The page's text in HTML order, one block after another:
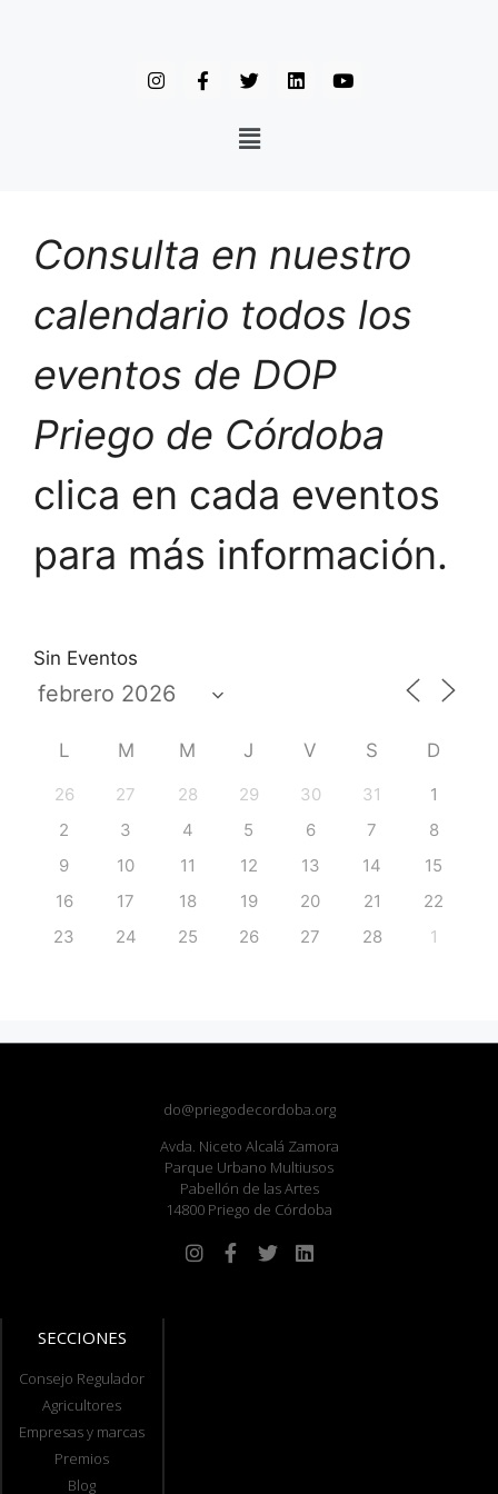
Consulta en nuestro
calendario todos los
eventos de DOP
Priego de Córdoba
clica en cada eventos
para más información.
Sin Eventos
L M M J V S D
26 27 28 29 30 31
1
2
3 4 5 6 7
8
9
10 11 12 13 14
15
16
17 18 19 20 21
22
23
24 25 26 27 28 1
do@priegodecordoba.org
Avda. Niceto Alcalá Zamora
Parque Urbano Multiusos
Pabellón de las Artes
14800 Priego de Córdoba
SECCIONES
Consejo Regulador
Agricultores
Empresas y marcas
Premios
Blog